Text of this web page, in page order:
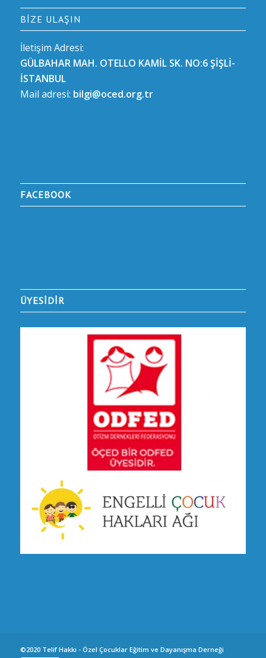
BIZE ULAŞIN
İletişim Adresi:
GÜLBAHAR MAH. OTELLO KAMİL SK. NO:6 ŞİŞLİ-
İSTANBUL
Mail adresi: bilgi@oced.org.tr
FACEBOOK
ÜYESİDİR
©2020 Telif Hakkı - Özel Çocuklar Eğitim ve Dayanışma Derneği